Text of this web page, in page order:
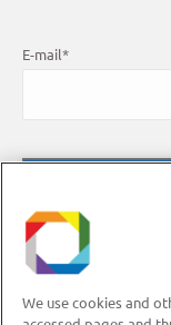
E-mail*
O LNBR
Pesquisa
We use cookies and